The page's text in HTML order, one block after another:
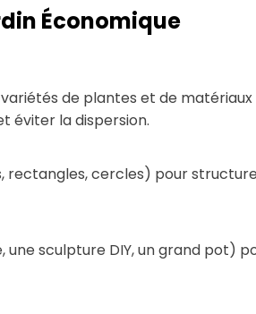
Économique
de plantes et de
éviter la dispersion.
cercles) pour
une sculpture DIY, un grand pot)